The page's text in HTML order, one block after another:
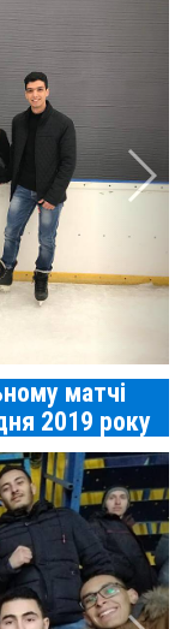
матчі
2019 року